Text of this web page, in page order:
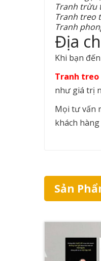
Tranh trừu
Tranh treo
Tranh
Địa
Khi bạn
Tranh
như giá trị
Mọi tư vấn
khách
Sản